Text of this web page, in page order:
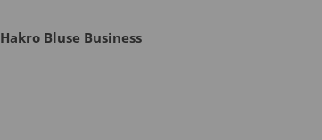
Hakro Bluse Business